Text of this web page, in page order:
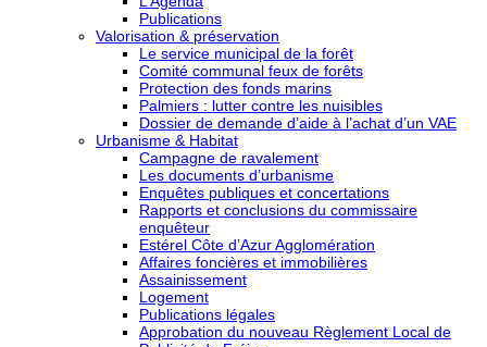
Publications
Valorisation & préservation
Le service municipal de la forêt
Comité communal feux de forêts
Protection des fonds marins
Palmiers : lutter contre les nuisibles
Dossier de demande d’aide à l’achat d’un VAE
Urbanisme & Habitat
Campagne de ravalement
Les documents d’urbanisme
Enquêtes publiques et concertations
Rapports et conclusions du commissaire
enquêteur
Estérel Côte d’Azur Agglomération
Affaires foncières et immobilières
Assainissement
Logement
Publications légales
Approbation du nouveau Règlement Local de